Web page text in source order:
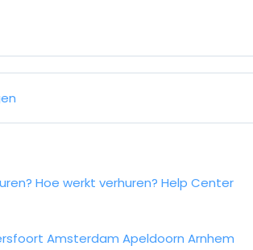
Hoe werkt verhuren? Help Center
Amsterdam Apeldoorn Arnhem